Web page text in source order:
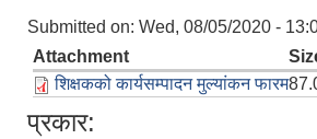
Submitted on: Wed, 08/05/2020 -
Attachment
शिक्षकको कार्यसम्पादन मुल्यांकन फारम
प्रकार: